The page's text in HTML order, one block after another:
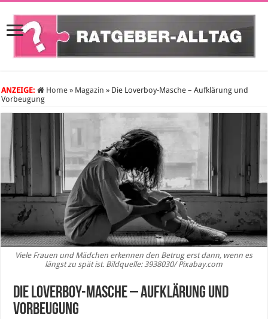
ANZEIGE: Home » Magazin » Die Loverboy-Masche – Aufklärung und
Vorbeugung
Viele Frauen und Mädchen erkennen den Betrug erst dann, wenn es
längst zu spät ist. Bildquelle: 3938030/ Pixabay.com
Die Loverboy-Masche – Aufklärung und
Vorbeugung